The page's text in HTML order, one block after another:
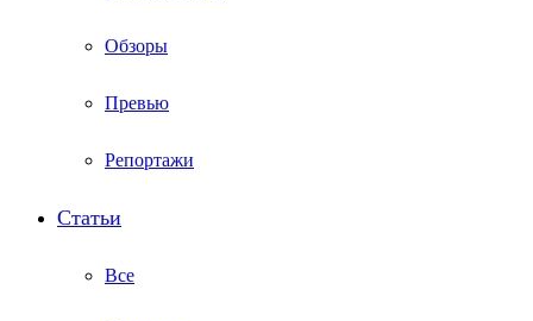
Обзоры
Превью
Репортажи
Статьи
Все